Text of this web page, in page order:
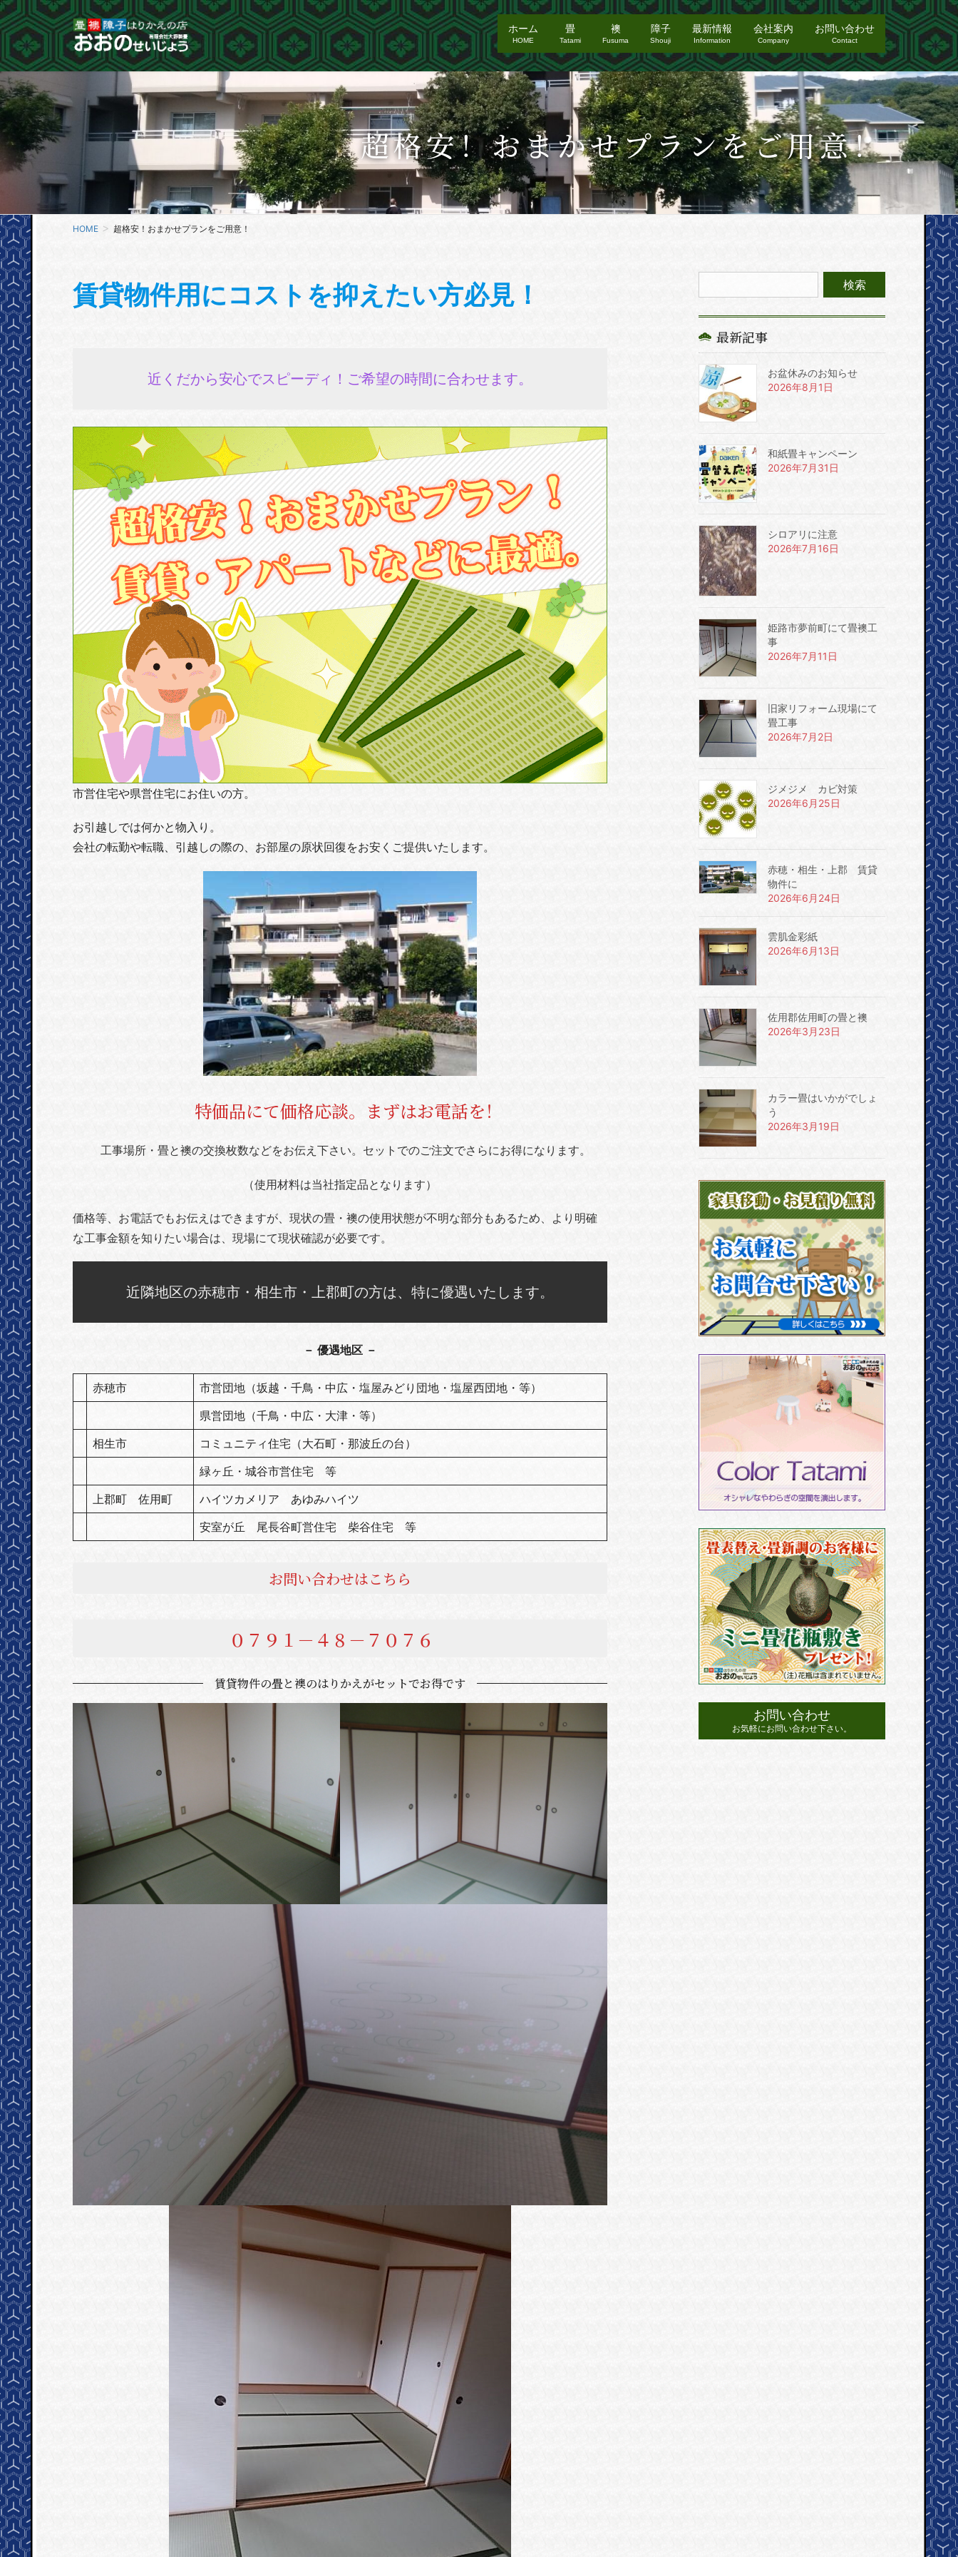
ホーム
HOME
畳
Tatami
襖
Fusuma
障子
Shouji
最新情報
Information
会社案内
Company
お問い合わせ
Contact
超格安！おまかせプランをご用意！
HOME 超格安！おまかせプランをご用意！
賃貸物件用にコストを抑えたい方必見！
近くだから安心でスピーディ！ご希望の時間に合わせます。
市営住宅や県営住宅にお住いの方。
お引越しでは何かと物入り。
会社の転勤や転職、引越しの際の、お部屋の原状回復をお安くご提供いたします。
特価品にて価格応談。まずはお電話を！
工事場所・畳と襖の交換枚数などをお伝え下さい。セットでのご注文でさらにお得になります。
（使用材料は当社指定品となります）
価格等、お電話でもお伝えはできますが、現状の畳・襖の使用状態が不明な部分もあるため、より明確
な工事金額を知りたい場合は、現場にて現状確認が必要です。
近隣地区の赤穂市・相生市・上郡町の方は、特に優遇いたします。
－ 優遇地区 －
赤穂市
市営団地（坂越・千鳥・中広・塩屋みどり団地・塩屋西団地・等）
県営団地（千鳥・中広・大津・等）
相生市
コミュニティ住宅（大石町・那波丘の台）
緑ヶ丘・城谷市営住宅 等
上郡町 佐用町
ハイツカメリア あゆみハイツ
安室が丘 尾長谷町営住宅 柴谷住宅 等
お問い合わせはこちら
０７９１－４８－７０７６
賃貸物件の畳と襖のはりかえがセットでお得です
最新記事
お盆休みのお知らせ
2026年8月1日
和紙畳キャンペーン
2026年7月31日
シロアリに注意
2026年7月16日
姫路市夢前町にて畳襖工
事
2026年7月11日
旧家リフォーム現場にて
畳工事
2026年7月2日
ジメジメ カビ対策
2026年6月25日
赤穂・相生・上郡 賃貸
物件に
2026年6月24日
雲肌金彩紙
2026年6月13日
佐用郡佐用町の畳と襖
2026年3月23日
カラー畳はいかがでしょ
う
2026年3月19日
お問い合わせ
お気軽にお問い合わせ下さい。